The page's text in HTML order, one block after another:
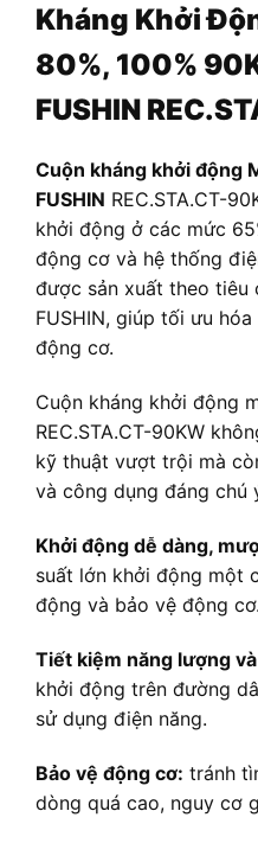
Kháng Khởi
80%, 100%
FUSHIN
Cuộn kháng khởi động
FUSHIN REC.STA.CT-
khởi động ở các mức
động cơ và hệ thống
được sản xuất theo tiêu
FUSHIN, giúp tối ưu
động cơ.
Cuộn kháng khởi động
REC.STA.CT-90KW
kỹ thuật vượt trội mà
và công dụng đáng chú
Khởi động dễ dàng,
suất lớn khởi động một
động và bảo vệ động cơ.
Tiết kiệm năng lượng
khởi động trên đường
sử dụng điện năng.
Bảo vệ động cơ: tránh
dòng quá cao, nguy cơ